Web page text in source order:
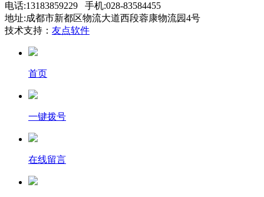
电话:13183859229 手机:028-83584455
地址:成都市新都区物流大道西段蓉康物流园4号
技术支持： 友点软件
首页
一键拨号
在线留言